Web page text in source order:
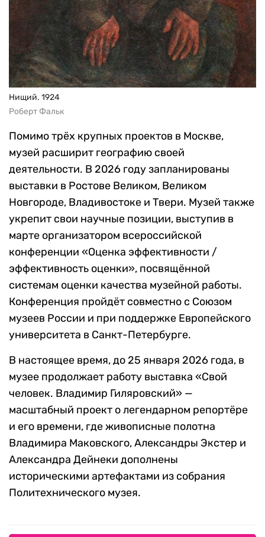
Нищий. 1924
Роберт Фальк
Помимо трёх крупных проектов в Москве,
музей расширит географию своей
деятельности. В 2026 году запланированы
выставки в Ростове Великом, Великом
Новгороде, Владивостоке и Твери. Музей также
укрепит свои научные позиции, выступив в
марте организатором всероссийской
конференции «Оценка эффективности /
эффективность оценки», посвящённой
системам оценки качества музейной работы.
Конференция пройдёт совместно с Союзом
музеев России и при поддержке Европейского
университета в Санкт-Петербурге.
В настоящее время, до 25 января 2026 года, в
музее продолжает работу выставка «Свой
человек. Владимир Гиляровский» —
масштабный проект о легендарном репортёре
и его времени, где живописные полотна
Владимира Маковского, Александры Экстер и
Александра Дейнеки дополнены
историческими артефактами из собрания
Политехнического музея.